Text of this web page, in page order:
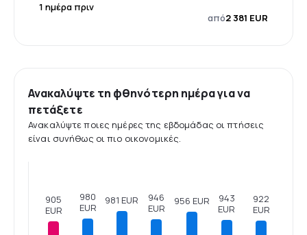
1 ημέρα πριν
από2 381 EUR
Ανακαλύψτε τη φθηνότερη ημέρα για να
πετάξετε
Ανακαλύψτε ποιες ημέρες της εβδομάδας οι πτήσεις
είναι συνήθως οι πιο οικονομικές.
905
EUR
980
EUR
981 EUR
946
EUR
956 EUR
943
EUR
922
EUR